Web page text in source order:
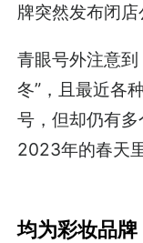
牌突然发布闭店
青眼号外注意
冬”，且最近各
号，但却仍有
2023年的春天里
均为彩妆品牌